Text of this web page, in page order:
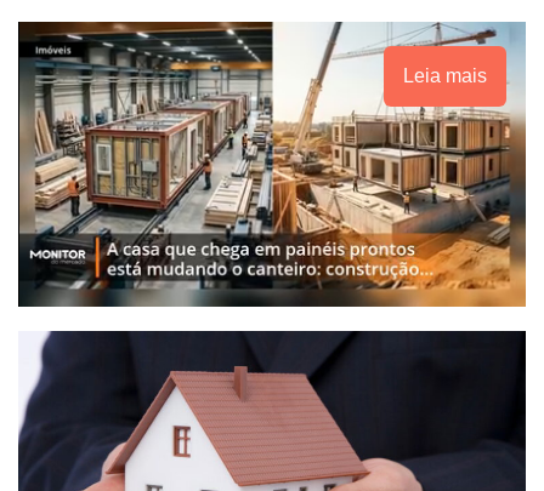
Leia mais